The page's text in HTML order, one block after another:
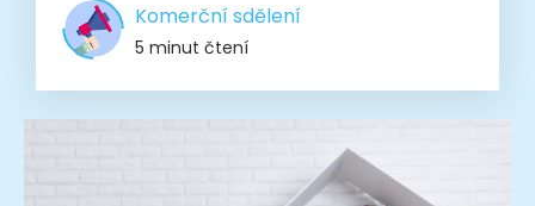
Komerční sdělení
5 minut čtení